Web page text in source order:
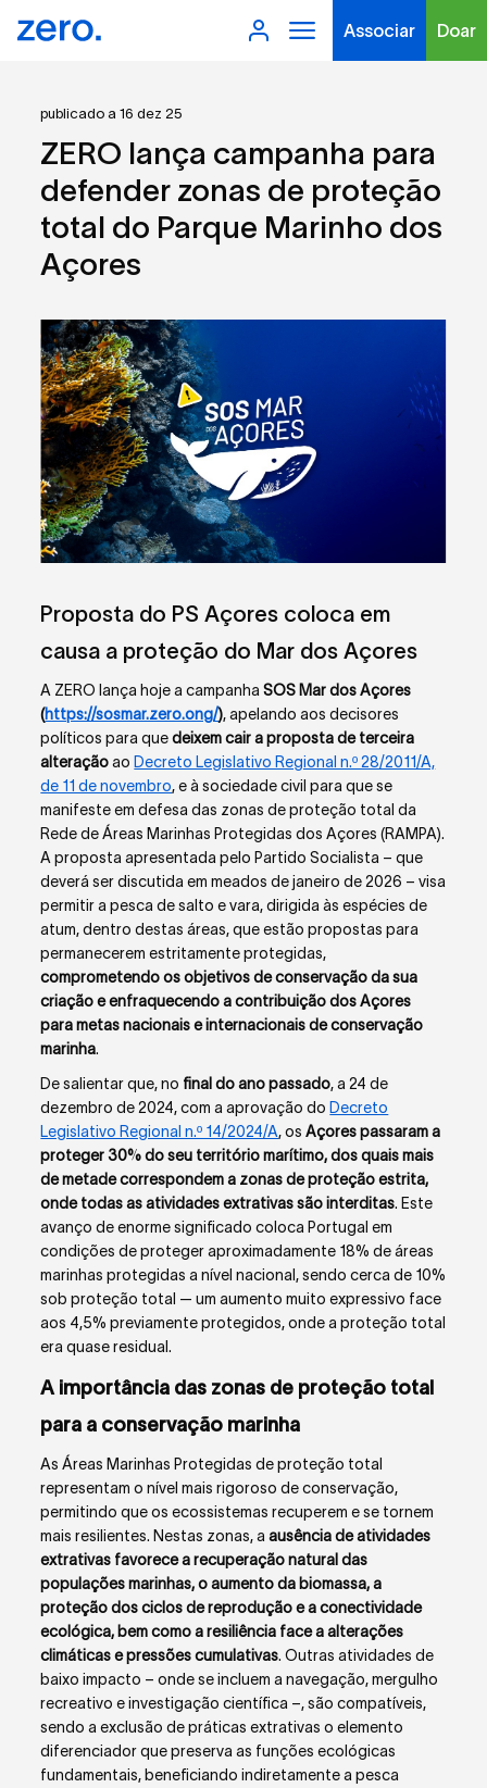
Associar Doar
Filtros
publicado a 16 dez 25
ZERO lança campanha para
defender zonas de proteção
total do Parque Marinho dos
Açores
Proposta do PS Açores coloca em
causa a proteção do Mar dos Açores
A ZERO lança hoje a campanhaSOS Mar dos Açores
(https://sosmar.zero.ong/), apelando aos decisores
políticos para quedeixem cair a proposta de terceira
alteraçãoao Decreto Legislativo Regional n.º 28/2011/A,
de 11 de novembro, e à sociedade civil para que se
manifeste em defesa das zonas de proteção total da
Rede de Áreas Marinhas Protegidas dos Açores (RAMPA).
A proposta apresentada pelo Partido Socialista – que
deverá ser discutida em meados de janeiro de 2026 – visa
permitir a pesca de salto e vara, dirigida às espécies de
atum, dentro destas áreas, que estão propostas para
permanecerem estritamente protegidas,
comprometendo os objetivos de conservação da sua
criação e enfraquecendo a contribuição dos Açores
para metas nacionais e internacionais de conservação
marinha.
De salientar que, no final do ano passado, a 24 de
dezembro de 2024, com a aprovação do Decreto
Legislativo Regional n.º 14/2024/A, osAçores passaram a
proteger 30% do seu território marítimo, dos quais mais
de metade correspondem a zonas de proteção estrita,
onde todas as atividades extrativas são interditas. Este
avanço de enorme significado coloca Portugal em
condições de proteger aproximadamente 18% de áreas
marinhas protegidas a nível nacional, sendo cerca de 10%
sob proteção total — um aumento muito expressivo face
aos 4,5% previamente protegidos, onde a proteção total
era quase residual.
A importância das zonas de proteção total
para a conservação marinha
As Áreas Marinhas Protegidas de proteção total
representam o nível mais rigoroso de conservação,
permitindo que os ecossistemas recuperem e se tornem
mais resilientes. Nestas zonas, aausência de atividades
extrativas favorece a recuperação natural das
populações marinhas, o aumento da biomassa, a
proteção dos ciclos de reprodução e a conectividade
ecológica, bem como a resiliência face a alterações
climáticas e pressões cumulativas. Outras atividades de
baixo impacto – onde se incluem a navegação, mergulho
recreativo e investigação científica –, são compatíveis,
sendo a exclusão de práticas extrativas o elemento
diferenciador que preserva as funções ecológicas
fundamentais, beneficiando indiretamente a pesca